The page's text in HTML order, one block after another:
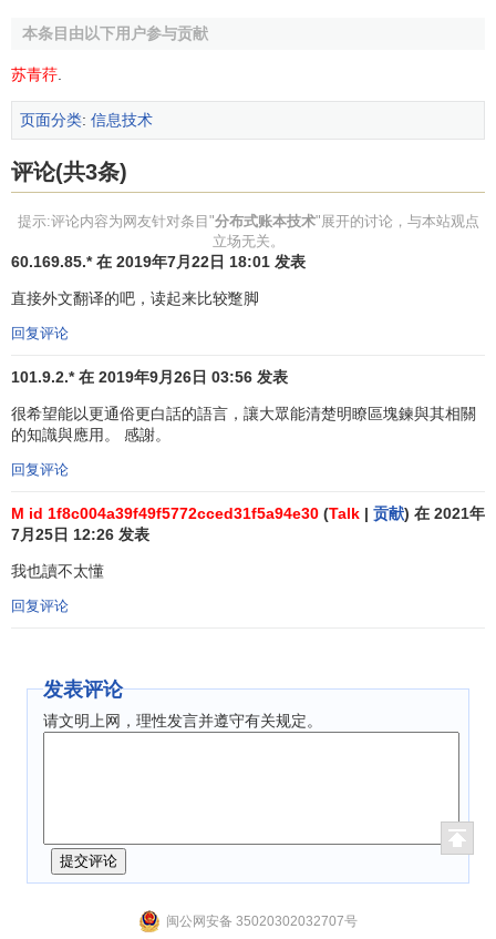
本条目由以下用户参与贡献
苏青荇
页面分类: 信息技术
评论(共3条)
提示:评论内容为网友针对条目"分布式账本技术"展开的讨论，与本站观点
立场无关。
60.169.85.* 在 2019年7月22日 18:01 发表
直接外文翻译的吧，读起来比较蹩脚
回复评论
101.9.2.* 在 2019年9月26日 03:56 发表
很希望能以更通俗更白話的語言，讓大眾能清楚明瞭區塊鍊與其相關
的知識與應用。 感謝。
回复评论
M id 1f8c004a39f49f5772cced31f5a94e30 (Talk | 贡献) 在 2021年
7月25日 12:26 发表
我也讀不太懂
回复评论
发表评论
请文明上网，理性发言并遵守有关规定。
闽公网安备 35020302032707号